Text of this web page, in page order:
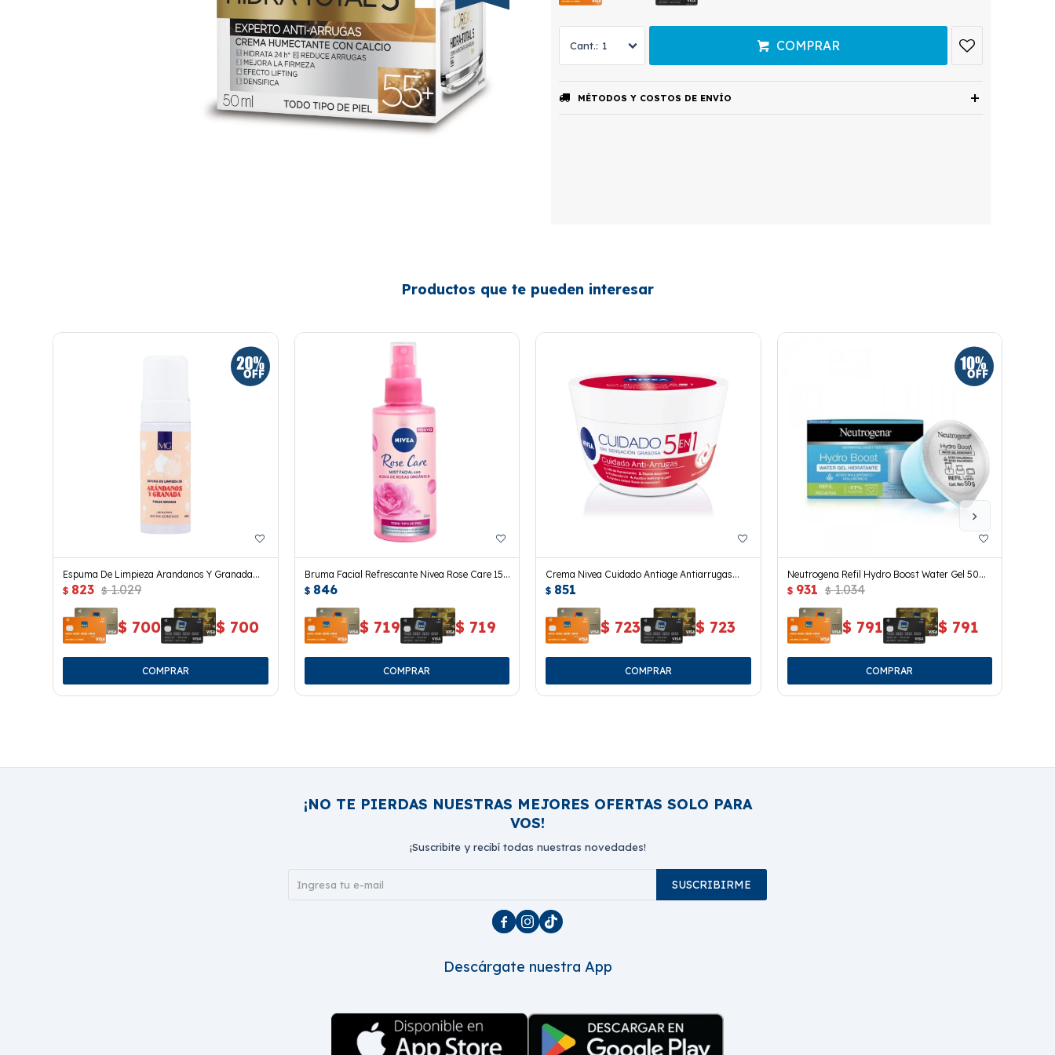
1 COMPRAR
MÉTODOS Y COSTOS DE ENVÍO
Productos que te pueden interesar
Espuma De Limpieza Arandanos Y Granada
160ml.
$ 823 $ 1.029
$ 700 $ 700
Bruma Facial Refrescante Nivea Rose Care 150
Ml.
$ 846
$ 719 $ 719
Crema Nivea Cuidado Antiage Antiarrugas
100 Ml.
$ 851
$ 723 $ 723
Neutrogena Refil Hydro Boost Water Gel 50
Ml.
$ 931 $ 1.034
$ 791 $ 791
¡NO TE PIERDAS NUESTRAS MEJORES OFERTAS SOLO PARA
VOS!
¡Suscribite y recibí todas nuestras novedades!
SUSCRIBIRME
  
Descárgate nuestra App